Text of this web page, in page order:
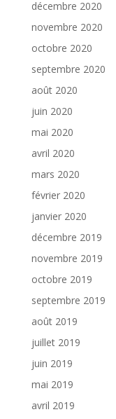
décembre 2020
novembre 2020
octobre 2020
septembre 2020
août 2020
juin 2020
mai 2020
avril 2020
mars 2020
février 2020
janvier 2020
décembre 2019
novembre 2019
octobre 2019
septembre 2019
août 2019
juillet 2019
juin 2019
mai 2019
avril 2019